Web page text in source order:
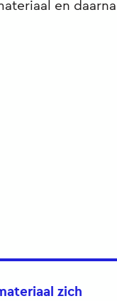
en daarna
zich